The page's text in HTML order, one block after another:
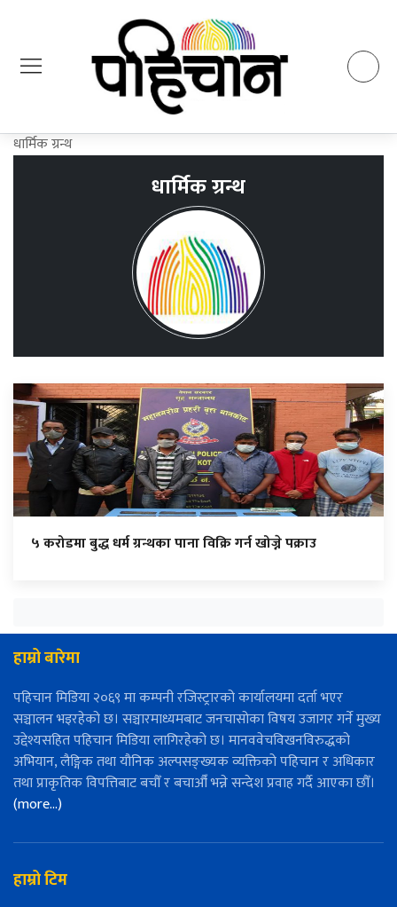
धार्मिक ग्रन्थ
धार्मिक ग्रन्थ
५ करोडमा बुद्ध धर्म ग्रन्थका पाना विक्रि गर्न खोज्ने पक्राउ
हाम्रो बारेमा
पहिचान मिडिया २०६९ मा कम्पनी रजिस्ट्रारको कार्यालयमा दर्ता भएर
सञ्चालन भइरहेको छ। सञ्चारमाध्यमबाट जनचासोका विषय उजागर गर्ने मुख्य
उद्देश्यसहित पहिचान मिडिया लागिरहेको छ। मानववेचविखनविरुद्धको
अभियान, लैङ्गिक तथा यौनिक अल्पसङ्ख्यक व्यक्तिको पहिचान र अधिकार
तथा प्राकृतिक विपत्तिबाट बचौँ र बचाऔँ भन्ने सन्देश प्रवाह गर्दै आएका छौँ।
(more…)
हाम्रो टिम